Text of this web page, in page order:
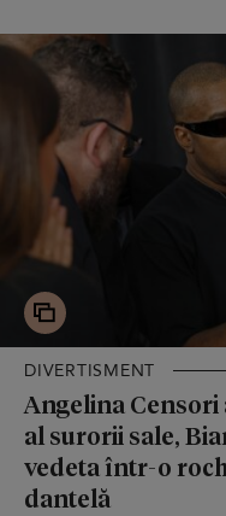
DIVERTISMENT
Angelina
al surorii sale,
vedeta într-o
dantelă